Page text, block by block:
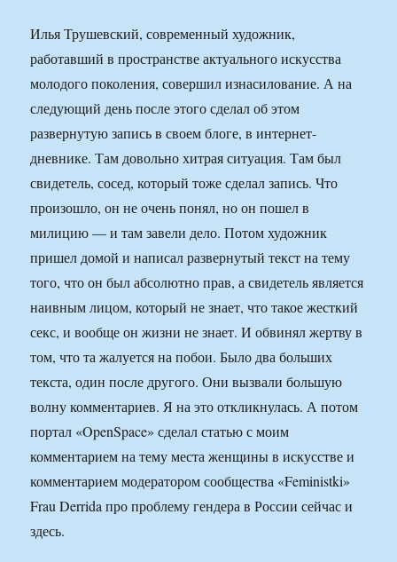
Илья Трушевский, современный художник,
работавший в пространстве актуального искусства
молодого поколения, совершил изнасилование. А на
следующий день после этого сделал об этом
развернутую запись в своем блоге, в интернет-
дневнике. Там довольно хитрая ситуация. Там был
свидетель, сосед, который тоже сделал запись. Что
произошло, он не очень понял, но он пошел в
милицию — и там завели дело. Потом художник
пришел домой и написал развернутый текст на тему
того, что он был абсолютно прав, а свидетель является
наивным лицом, который не знает, что такое жесткий
секс, и вообще он жизни не знает. И обвинял жертву в
том, что та жалуется на побои. Было два больших
текста, один после другого. Они вызвали большую
волну комментариев. Я на это откликнулась. А потом
портал «OpenSpace» сделал статью с моим
комментарием на тему места женщины в искусстве и
комментарием модератором сообщества «Feministki»
Frau Derrida про проблему гендера в России сейчас и
здесь.